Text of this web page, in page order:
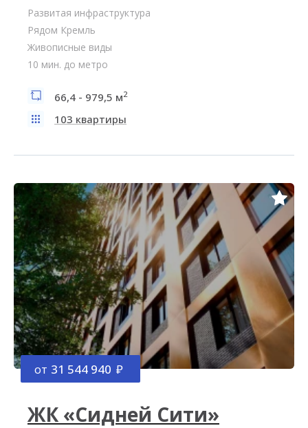
Развитая инфраструктура
Рядом Кремль
Живописные виды
10 мин. до метро
66,4 - 979,5 м2
103 квартиры
от 31 544 940
ЖК «Сидней Сити»